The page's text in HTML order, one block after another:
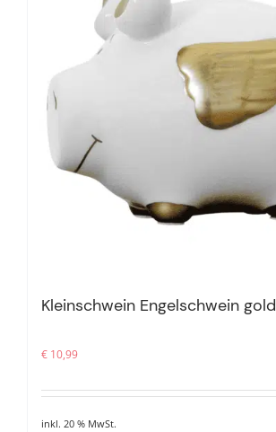
Kleinschwein Engelschwein gold
€ 10,99
inkl. 20 % MwSt.